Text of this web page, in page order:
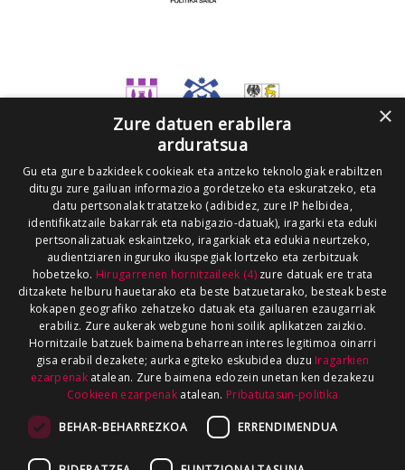
×
Zure datuen erabilera
arduratsua
Gu eta gure bazkideek cookieak eta antzeko teknologiak erabiltzen
ditugu zure gailuan informazioa gordetzeko eta eskuratzeko, eta
datu pertsonalak tratatzeko (adibidez, zure IP helbidea,
identifikatzaile bakarrak eta nabigazio-datuak), iragarki eta eduki
pertsonalizatuak eskaintzeko, iragarkiak eta edukia neurtzeko,
audientziaren inguruko ikuspegiak lortzeko eta zerbitzuak
hobetzeko. Hirugarrenen hornitzaileek (4)zure datuak ere trata
ditzakete helburu hauetarako eta beste batzuetarako, besteak beste
kokapen geografiko zehatzeko datuak eta gailuaren ezaugarriak
erabiliz. Zure aukerak webgune honi soilik aplikatzen zaizkio.
Hornitzaile batzuek baimena beharrean interes legitimoa oinarri
gisa erabil dezakete; aurka egiteko eskubidea duzu Iragarkien
ezarpenakatalean. Zure baimena edozein unetan ken dezakezu
Cookieen ezarpenak atalean. Pribatutasun-politika
BEHAR-BEHARREZKOA ERRENDIMENDUA